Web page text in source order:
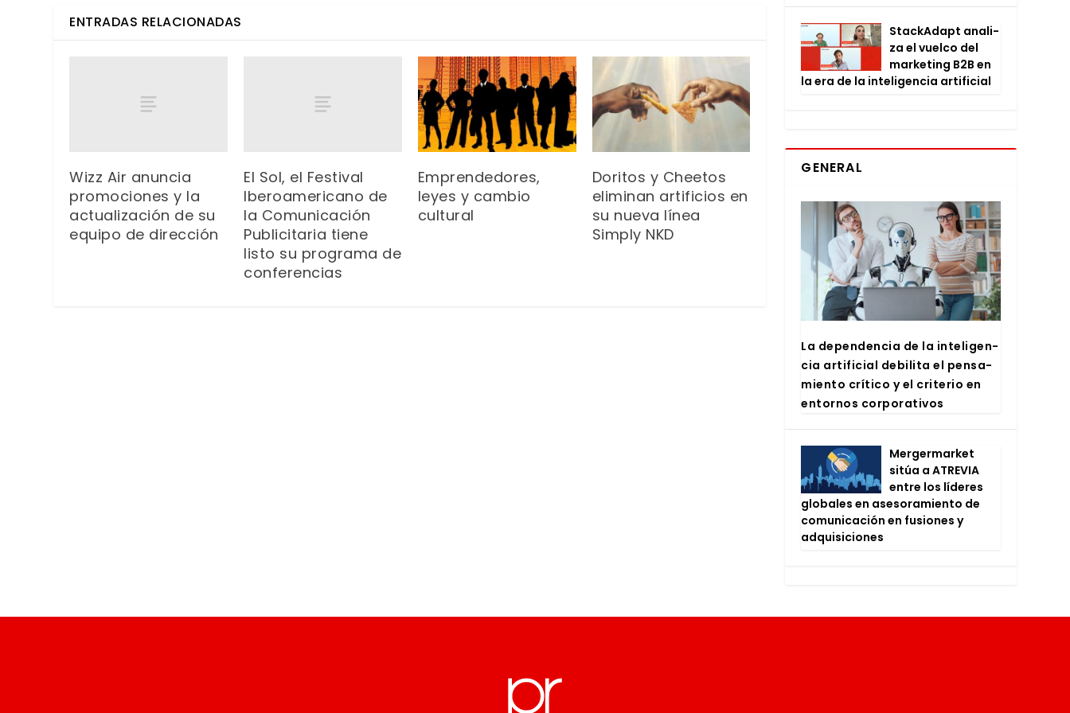
ENTRADAS RELACIONADAS
Wizz Air anuncia
promociones y la
actualización de su
equipo de dirección
El Sol, el Festival
Iberoamericano de
la Comunicación
Publicitaria tiene
listo su programa de
conferencias
Emprendedores,
leyes y cambio
cultural
Doritos y Cheetos
eliminan artificios en
su nueva línea
Simply NKD
Stac­kA­dapt ana­li­
za el vuel­co del
mar­ke­ting B2B en
la era de la inte­li­gen­cia arti­fi­cial
GENERAL
La depen­den­cia de la inte­li­gen­
cia arti­fi­cial debi­li­ta el pen­sa­
mien­to crí­ti­co y el cri­te­rio en
entor­nos cor­po­ra­ti­vos
Mer­ger­mar­ket
sitúa a ATRE­VIA
entre los líde­res
glo­ba­les en ase­so­ra­mien­to de
comu­ni­ca­ción en fusio­nes y
adqui­si­cio­nes